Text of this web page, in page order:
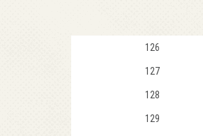
126
127
128
129